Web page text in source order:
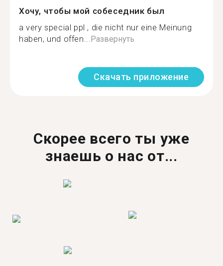
Хочу, чтобы мой собеседник был
a very special ppl , die nicht nur eine Meinung
haben, und offen...Развернуть
Скачать приложение
Скорее всего ты уже
знаешь о нас от...